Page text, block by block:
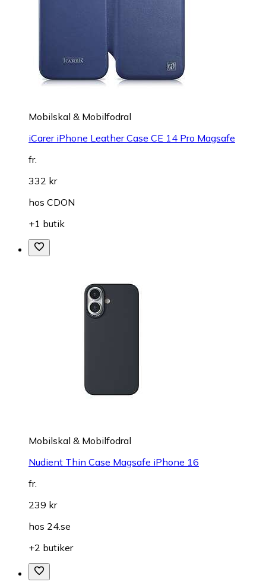
Mobilskal & Mobilfodral
iCarer iPhone Leather Case CE 14 Pro Magsafe
fr.
332 kr
hos CDON
+1 butik
Mobilskal & Mobilfodral
Nudient Thin Case Magsafe iPhone 16
fr.
239 kr
hos 24.se
+2 butiker